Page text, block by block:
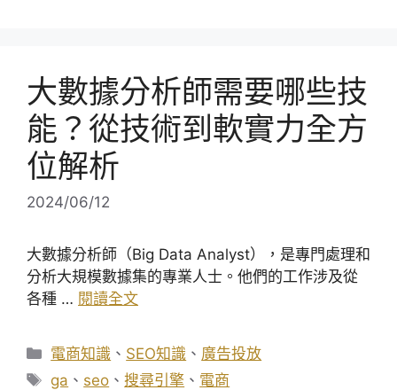
大數據分析師需要哪些技
能？從技術到軟實力全方
位解析
2024/06/12
大數據分析師（Big Data Analyst），是專門處理和
分析大規模數據集的專業人士。他們的工作涉及從
各種 … 閱讀全文
分
類
電商知識 、 SEO知識 、 廣告投放
標
ga 、 seo 、搜尋引擎 、 電商